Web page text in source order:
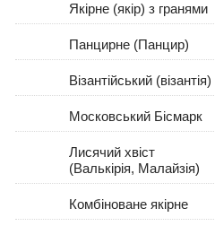
Шкіра зі сріблом
Якірне (якір) з гранями
Панцирне (Панцир)
Візантійський (візантія)
Московський Бісмарк
Лисячий хвіст
(Валькірія, Малайзія)
Комбіноване якірне